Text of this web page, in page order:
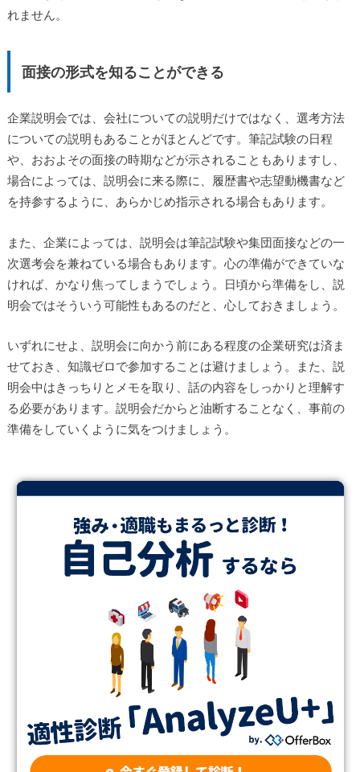
れません。
面接の形式を知ることができる
企業説明会では、会社についての説明だけではなく、選考方法
についての説明もあることがほとんどです。筆記試験の日程
や、おおよその面接の時期などが示されることもありますし、
場合によっては、説明会に来る際に、履歴書や志望動機書など
を持参するように、あらかじめ指示される場合もあります。
また、企業によっては、説明会は筆記試験や集団面接などの一
次選考会を兼ねている場合もあります。心の準備ができていな
ければ、かなり焦ってしまうでしょう。日頃から準備をし、説
明会ではそういう可能性もあるのだと、心しておきましょう。
いずれにせよ、説明会に向かう前にある程度の企業研究は済ま
せておき、知識ゼロで参加することは避けましょう。また、説
明会中はきっちりとメモを取り、話の内容をしっかりと理解す
る必要があります。説明会だからと油断することなく、事前の
準備をしていくように気をつけましょう。